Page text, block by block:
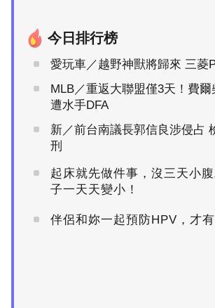
今日排行榜
愛玩車／越野神獸將歸來 三菱
MLB／重返大聯盟僅3天！費
遭水手DFA
新／前台南議長郭信良涉侵占
刑
起床就先做件事，沒三天小
子一天天變小！
伴侶和妳一起預防HPV，才